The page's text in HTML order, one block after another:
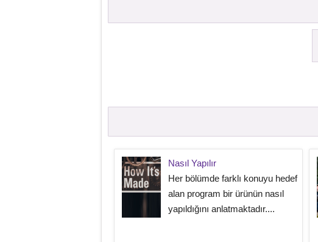
Nasıl Yapılır
Her bölümde farklı konuyu hedef
alan program bir ürünün nasıl
yapıldığını anlatmaktadır....